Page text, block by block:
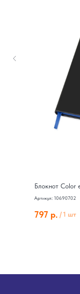
Блокнот Color
Артикул: 10690702
797 р. /1 шт